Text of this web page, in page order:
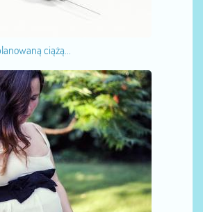
ciążą...